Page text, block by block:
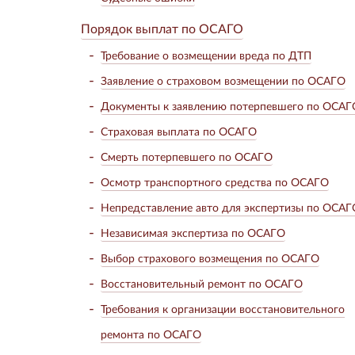
Порядок выплат по ОСАГО
Требование о возмещении вреда по ДТП
Заявление о страховом возмещении по ОСАГО
Документы к заявлению потерпевшего по
Страховая выплата по ОСАГО
Смерть потерпевшего по ОСАГО
Осмотр транспортного средства по ОСАГО
Непредставление авто для экспертизы по
Независимая экспертиза по ОСАГО
Выбор страхового возмещения по ОСАГО
Восстановительный ремонт по ОСАГО
Требования к организации восстановительного
ремонта по ОСАГО